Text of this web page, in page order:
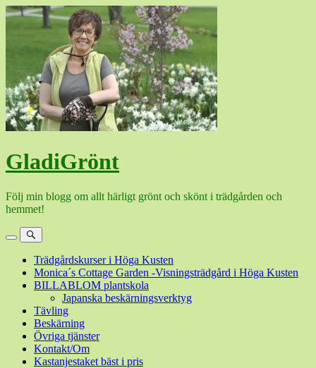
Hoppa
GladiGrönt
Följ min blogg om allt härligt grönt och skönt i trädgården och
hemmet!
MenySök
Trädgårdskurser i Höga Kusten
Monica´s Cottage Garden -Visningsträdgård i Höga Kusten
BILLABLOM plantskola
Japanska beskärningsverktyg
Tävling
Beskärning
Övriga tjänster
Kontakt/Om
Kastanjestaket bäst i pris